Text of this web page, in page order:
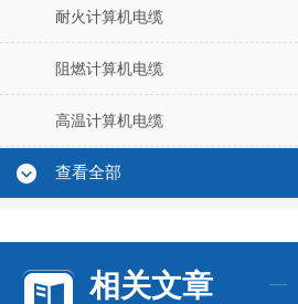
耐火计算机电缆
阻燃计算机电缆
高温计算机电缆
查看全部
相关文章